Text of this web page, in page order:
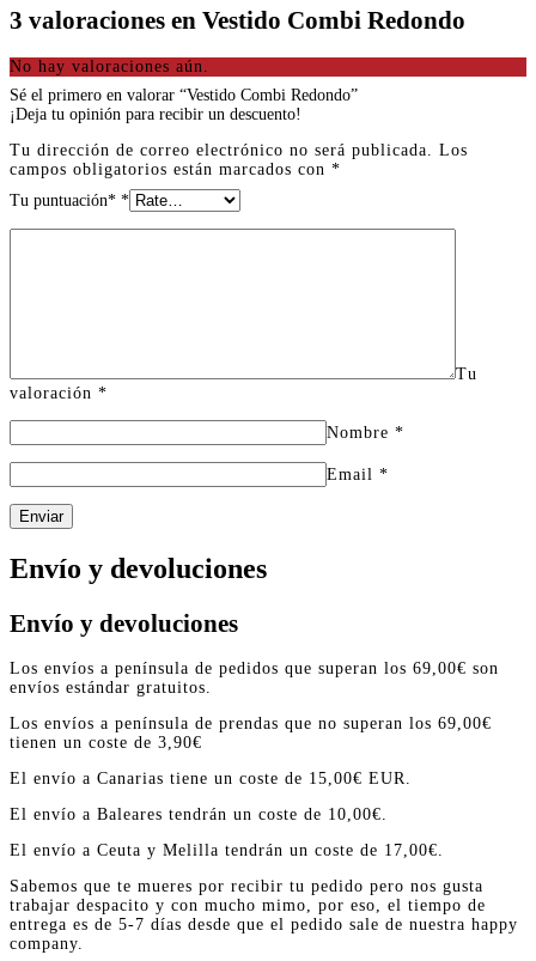
3 valoraciones en Vestido Combi Redondo
No hay valoraciones aún.
Sé el primero en valorar “Vestido Combi Redondo”
¡Deja tu opinión para recibir un descuento!
Tu dirección de correo electrónico no será publicada.
Los
campos obligatorios están marcados con *
Tu puntuación* *
Tu
valoración *
Nombre *
Email *
Enviar
Envío y devoluciones
Envío y devoluciones
Los envíos a península de pedidos que superan los 69,00€ son
envíos estándar gratuitos.
Los envíos a península de prendas que no superan los 69,00€
tienen un coste de 3,90€
El envío a Canarias tiene un coste de 15,00€ EUR.
El envío a Baleares tendrán un coste de 10,00€.
El envío a Ceuta y Melilla tendrán un coste de 17,00€.
Sabemos que te mueres por recibir tu pedido pero nos gusta
trabajar despacito y con mucho mimo, por eso, el tiempo de
entrega es de 5-7 días desde que el pedido sale de nuestra happy
company.